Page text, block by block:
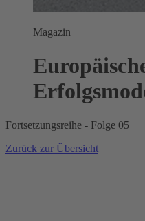
Magazin
Fortsetzungsreihe - Folge 05
Zurück zur Übersicht